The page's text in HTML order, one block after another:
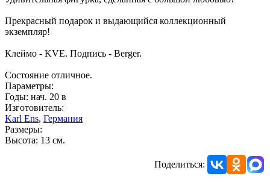
Прекрасный подарок и выдающийся коллекционный
экземпляр!
Клеймо - KVE. Подпись - Berger.
Состояние отличное.
Параметры:
Годы: нач. 20 в
Изготовитель:
Karl Ens, Германия
Размеры:
Высота: 13 см.
Поделиться: